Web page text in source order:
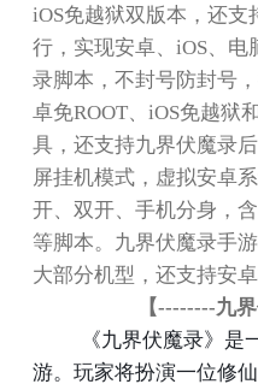
iOS免越狱双版本，还支
行，实现安卓、iOS 、
录脚本，不封号防封号
卓免ROOT 、iOS免越狱
具，还支持九界伏魔录
屏挂机模式，虚拟安卓
开、双开、手机分身，
等脚本。九界伏魔录手
大部分机型，还支持安卓
【--------九
《九界伏魔录》
游。玩家将扮演一位修